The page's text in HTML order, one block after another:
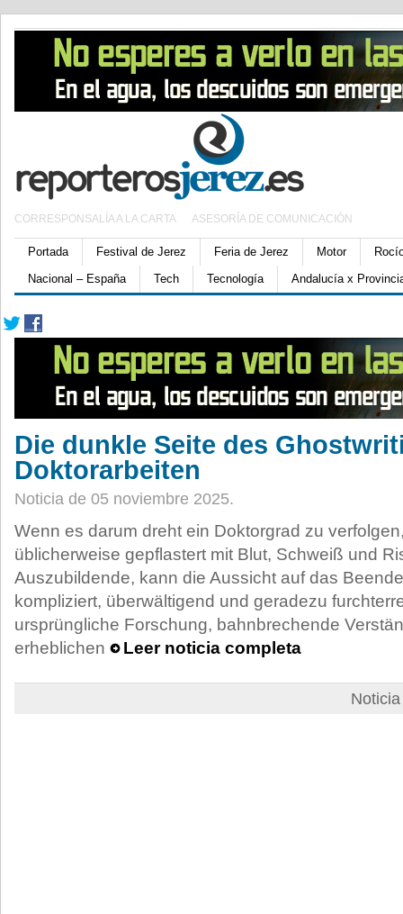
CORRESPONSALÍA A LA CARTA ASESORÍA DE COMUNICACIÓN
Portada Festival de Jerez Feria de Jerez Motor
Nacional – España
Tech Tecnología Andalucía x
Die dunkle Seite des
Doktorarbeiten
Noticia de 05 noviembre 2025.
Wenn es darum dreht ein Doktorgrad zu
üblicherweise gepflastert mit Blut, Schweiß und
Auszubildende, kann die Aussicht auf das
kompliziert, überwältigend und geradezu
ursprüngliche Forschung, bahnbrechende
erheblichen
Leer noticia completa